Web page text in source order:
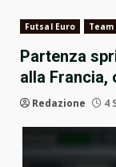
Futsal Euro
Partenza
alla Francia,
Redazione 4